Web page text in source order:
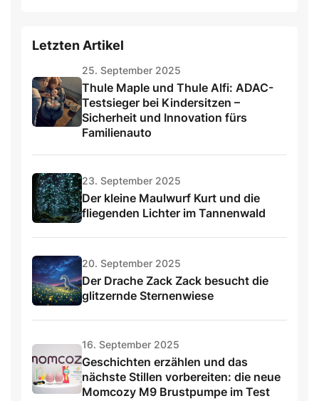
Letzten Artikel
25. September 2025
Thule Maple und Thule Alfi: ADAC-
Testsieger bei Kindersitzen –
Sicherheit und Innovation fürs
Familienauto
23. September 2025
Der kleine Maulwurf Kurt und die
fliegenden Lichter im Tannenwald
20. September 2025
Der Drache Zack Zack besucht die
glitzernde Sternenwiese
16. September 2025
Geschichten erzählen und das
nächste Stillen vorbereiten: die neue
Momcozy M9 Brustpumpe im Test